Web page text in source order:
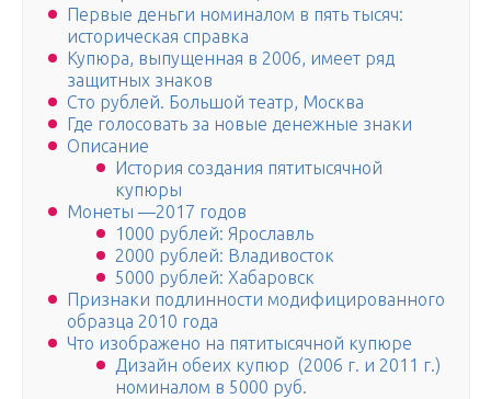
Первые деньги номиналом в пять тысяч:
историческая справка
Купюра, выпущенная в 2006, имеет ряд
защитных знаков
Сто рублей. Большой театр, Москва
Где голосовать за новые денежные знаки
Описание
История создания пятитысячной
купюры
Монеты —2017 годов
1000 рублей: Ярославль
2000 рублей: Владивосток
5000 рублей: Хабаровск
Признаки подлинности модифицированного
образца 2010 года
Что изображено на пятитысячной купюре
Дизайн обеих купюр (2006 г. и 2011 г.)
номиналом в 5000 руб.